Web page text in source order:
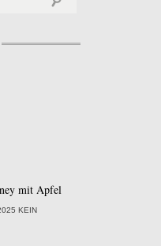
mit Apfel
KEIN